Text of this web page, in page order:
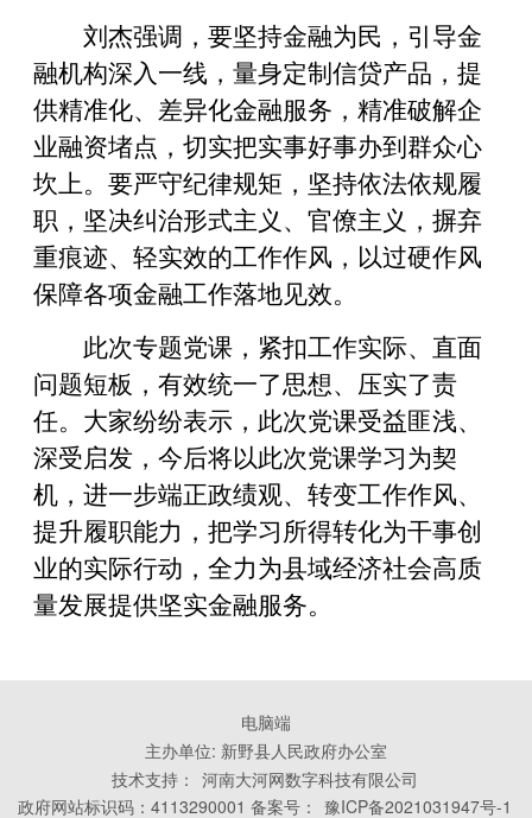
刘杰强调，要坚持金融为民，引导金
融机构深入一线，量身定制信贷产品，提
供精准化、差异化金融服务，精准破解企
业融资堵点，切实把实事好事办到群众心
坎上。要严守纪律规矩，坚持依法依规履
职，坚决纠治形式主义、官僚主义，摒弃
重痕迹、轻实效的工作作风，以过硬作风
保障各项金融工作落地见效。
此次专题党课，紧扣工作实际、直面
问题短板，有效统一了思想、压实了责
任。大家纷纷表示，此次党课受益匪浅、
深受启发，今后将以此次党课学习为契
机，进一步端正政绩观、转变工作作风、
提升履职能力，把学习所得转化为干事创
业的实际行动，全力为县域经济社会高质
量发展提供坚实金融服务。
电脑端
主办单位: 新野县人民政府办公室
技术支持： 河南大河网数字科技有限公司
政府网站标识码：4113290001 备案号： 豫ICP备2021031947号-1